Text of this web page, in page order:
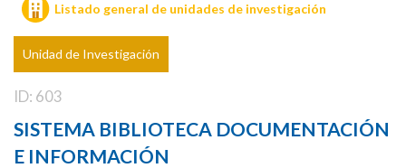
Listado general de unidades de investigación
Unidad de Investigación
ID: 603
SISTEMA BIBLIOTECA DOCUMENTACIÓN
E INFORMACIÓN